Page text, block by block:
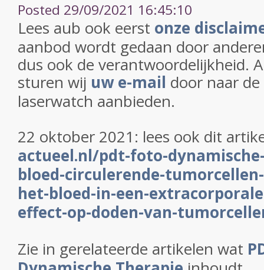
Posted 29/09/2021 16:45:10
Lees aub ook eerst onze
aanbod wordt gedaan door
dus ook de verantwoordelijkheid.
sturen wij uw e-mail door naar
laserwatch aanbieden.
22 oktober 2021: lees ook dit
actueel.nl/pdt-foto-
bloed-circulerende-
het-bloed-in-een-
effect-op-doden-van-
Zie in gerelateerde artikelen wat